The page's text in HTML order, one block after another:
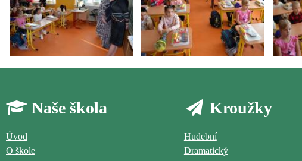
Naše škola
Úvod
O škole
Kroužky
Hudební
Dramatický